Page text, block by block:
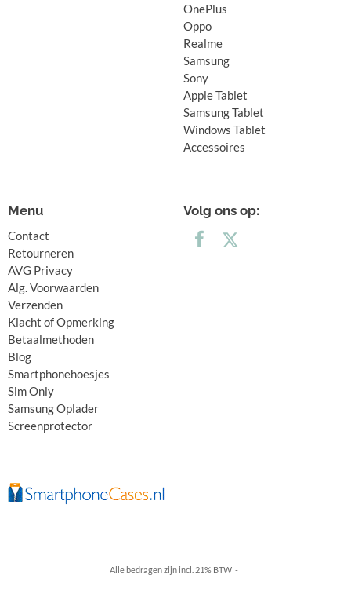
OnePlus
Oppo
Realme
Samsung
Sony
Apple Tablet
Samsung Tablet
Windows Tablet
Accessoires
Menu
Contact
Retourneren
AVG Privacy
Alg. Voorwaarden
Verzenden
Klacht of Opmerking
Betaalmethoden
Blog
Smartphonehoesjes
Sim Only
Samsung Oplader
Screenprotector
Volg ons op:
Alle bedragen zijn incl. 21% BTW -